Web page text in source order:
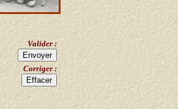
Valider :
Corriger :